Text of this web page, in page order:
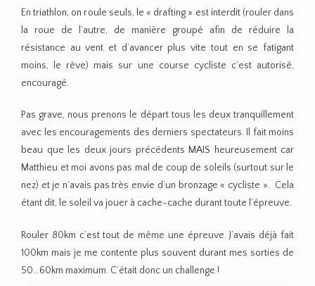
En triathlon, on roule seuls, le « drafting » est interdit (rouler dans
la roue de l’autre, de manière groupé afin de réduire la
résistance au vent et d’avancer plus vite tout en se fatigant
moins, le rêve) mais sur une course cycliste c’est autorisé,
encouragé.
Pas grave, nous prenons le départ tous les deux tranquillement
avec les encouragements des derniers spectateurs. Il fait moins
beau que les deux jours précédents MAIS heureusement car
Matthieu et moi avons pas mal de coup de soleils (surtout sur le
nez) et je n’avais pas très envie d’un bronzage « cycliste ». Cela
étant dit, le soleil va jouer à cache-cache durant toute l’épreuve.
Rouler 80km c’est tout de même une épreuve. J’avais déjà fait
100km mais je me contente plus souvent durant mes sorties de
50…60km maximum. C’était donc un challenge !